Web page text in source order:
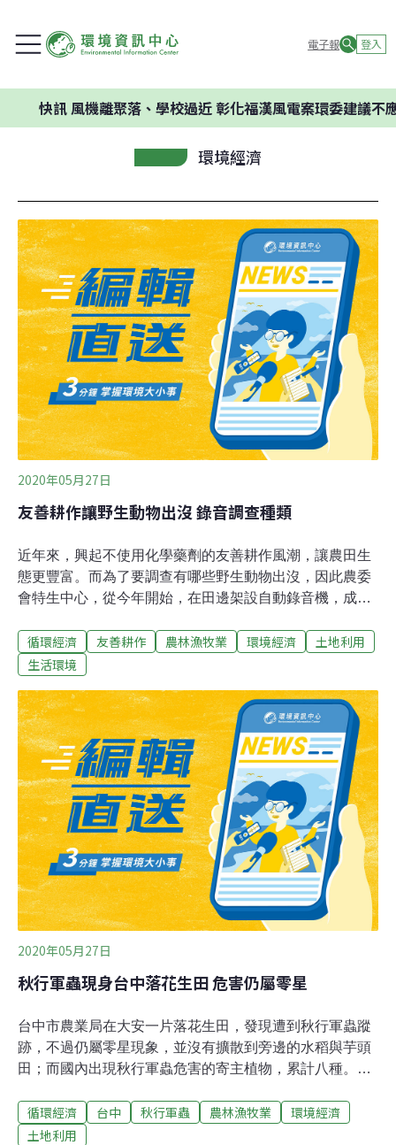
電子報 登入
風機離聚落、學校過近 彰化福漢風電案環委建議不應開發
環境經濟
2020年05月27日
友善耕作讓野生動物出沒 錄音調查種類
近年來，興起不使用化學藥劑的友善耕作風潮，讓農田生
態更豐富。而為了要調查有哪些野生動物出沒，因此農委
會特生中心，從今年開始，在田邊架設自動錄音機，成果
AI系統，可以更精準掌握野生動物動向。保育類野生動物
石虎，輕巧走過，就連進雞舍把雞刁出來，也全被紅外線
友善農田不使用化學藥劑，生態特別豐富。比起紅外線照
相機要感應到才會啟動拍攝，自動錄音機可全年無休錄
音，但挑戰也不小，要把動物聲音從大量背景音中抽離，
非常耗時，團隊因此打算要開發、自動辨識動物聲音的
AI。
循環經濟 友善耕作 農林漁牧業 環境經濟
土地利用
生活環境
2020年05月27日
秋行軍蟲現身台中落花生田 危害仍屬零星
台中市農業局在大安一片落花生田，發現遭到秋行軍蟲蹤
跡，不過仍屬零星現象，並沒有擴散到旁邊的水稻與芋頭
田；而國內出現秋行軍蟲危害的寄主植物，累計八種。秋
草、高粱也發現，加上最近的落花生，累計已經有八種寄
主作物受害。而落花生的產地，集中在員林與彰化，種植
循環經濟 台中 秋行軍蟲 農林漁牧業
環境經濟
土地利用